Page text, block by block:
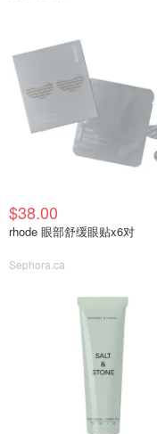
$38.00
rhode 眼部舒缓眼贴x6对
Sephora.ca